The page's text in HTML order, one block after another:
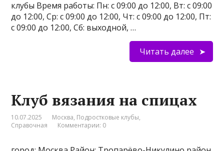
клубы Время работы: Пн: с 09:00 до 12:00, Вт: с 09:00
до 12:00, Ср: с 09:00 до 12:00, Чт: с 09:00 до 12:00, Пт:
с 09:00 до 12:00, Сб: выходной, …
Читать далее
Клуб вязания на спицах
10.07.2025 Москва, Подростковые клубы,
Справочная
Комментарии: 0